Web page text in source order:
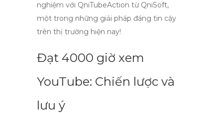
nghiệm với QniTubeAction từ QniSoft,
một trong những giải pháp đáng tin cậy
trên thị trường hiện nay!
Đạt 4000 giờ xem
YouTube: Chiến lược và
lưu ý